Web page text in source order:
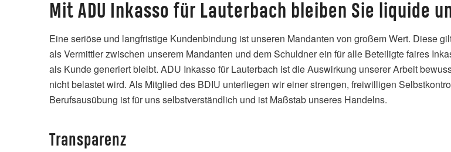
Mit ADU Inkasso für Lauterbach bleiben Sie liquide
Eine seriöse und langfristige Kundenbindung ist unseren Mandanten von großem Wert. Diese
als Vermittler zwischen unserem Mandanten und dem Schuldner ein für alle Beteiligte faires
als Kunde generiert bleibt. ADU Inkasso für Lauterbach ist die Auswirkung unserer Arbeit
nicht belastet wird. Als Mitglied des BDIU unterliegen wir einer strengen, freiwilligen
Berufsausübung ist für uns selbstverständlich und ist Maßstab unseres Handelns.
Transparenz